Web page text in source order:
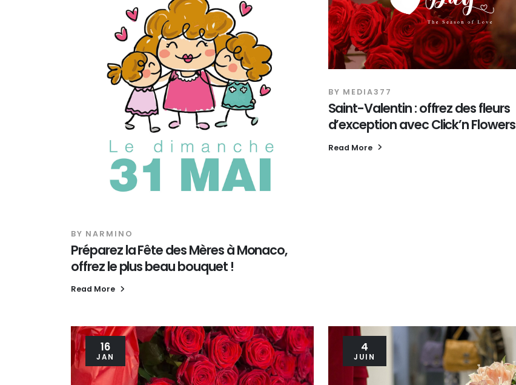
BY NARMINO
Préparez la Fête des Mères à Monaco,
offrez le plus beau bouquet !
Read More
BY MEDIA377
Saint-Valentin : offrez des fleurs
d’exception avec Click’n Flowers
Read More
16
JAN
4
JUIN